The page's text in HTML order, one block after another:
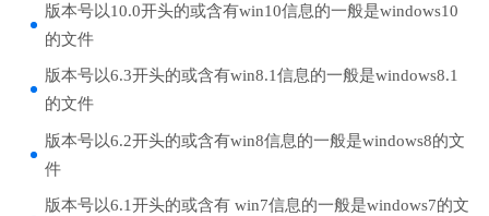
版本号以10.0开头的或含有win10信息的一般是windows10
的文件
版本号以6.3开头的或含有win8.1信息的一般是windows8.1
的文件
版本号以6.2开头的或含有win8信息的一般是windows8的文
件
版本号以6.1开头的或含有 win7信息的一般是windows7的文